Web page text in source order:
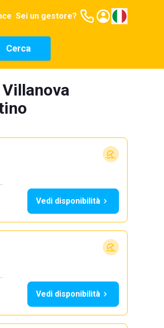
Sei un gestore?
Cerca
Vedi disponibilità
Vedi disponibilità